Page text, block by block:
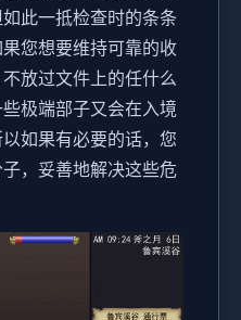
此一抵检查时的条条
您想要维持可靠的收
放过文件上的任什么
极端部子又会在入境
如果有必要的话，您
，妥善地解决这些危